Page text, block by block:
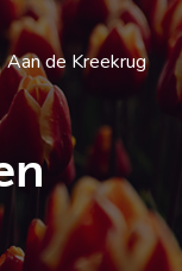
Aan de Kreekrug